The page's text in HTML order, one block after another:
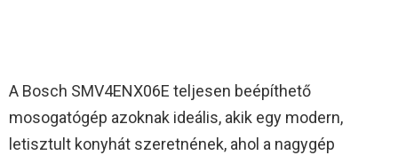
A Bosch SMV4ENX06E teljesen beépíthető
mosogatógép azoknak ideális, akik egy modern,
letisztult konyhát szeretnének, ahol a nagygép